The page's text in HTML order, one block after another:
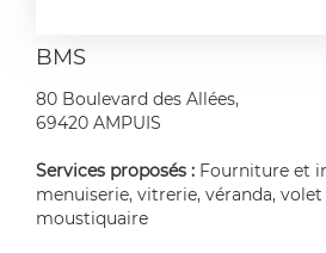
BMS
80 Boulevard des Allées,
69420 AMPUIS
Services proposés : Fourniture et
menuiserie, vitrerie, véranda,
moustiquaire